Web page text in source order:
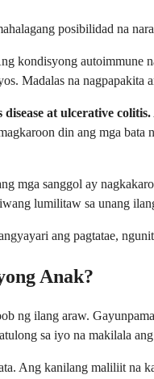
posibilidad na
kondisyong autoimmune
Madalas na
at ulcerative colitis.
din ang mga
mga sanggol ay
lumilitaw sa unang
ang pagtatae,
Anak?
ng ilang araw.
sa iyo na makilala
Ang kanilang maliliit na